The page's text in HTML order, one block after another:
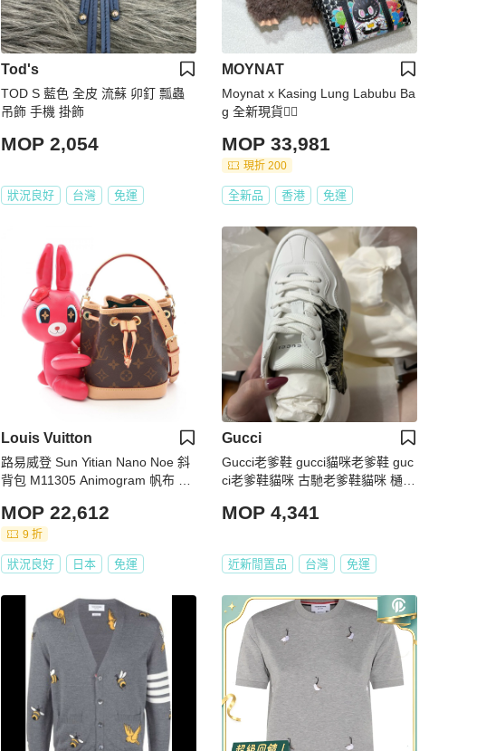
Tod's
TOD S 藍色 全皮 流蘇 卯釘 瓢蟲
吊飾 手機 掛飾
MOP 2,054
狀況良好 台灣 免運
MOYNAT
Moynat x Kasing Lung Labubu Ba
g 全新現貨❤️‍🔥
MOP 33,981
現折 200
全新品 香港 免運
Louis Vuitton
路易威登 Sun Yitian Nano Noe 斜
背包 M11305 Animogram 帆布 二
MOP 22,612
9 折
狀況良好 日本 免運
Gucci
Gucci老爹鞋 gucci貓咪老爹鞋 guc
ci老爹鞋貓咪 古馳老爹鞋貓咪 樋口
MOP 4,341
近新閒置品 台灣 免運